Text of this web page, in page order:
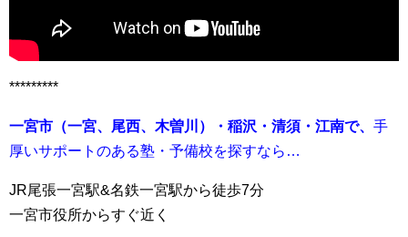
*********
一宮市（一宮、尾西、木曽川）・稲沢・清須・江南で、 手
厚いサポートのある塾・予備校を探すなら…
JR尾張一宮駅&名鉄一宮駅から徒歩7分
一宮市役所からすぐ近く